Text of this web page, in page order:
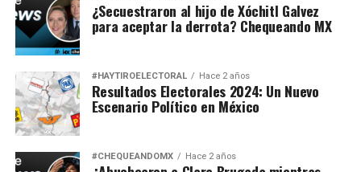
¿Secuestraron al hijo de Xóchitl Galvez
para aceptar la derrota? Chequeando MX
#HAYTIROELECTORAL Hace 2 años
Resultados Electorales 2024: Un Nuevo
Escenario Político en México
#CHEQUEANDOMX Hace 2 años